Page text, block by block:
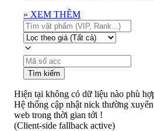
» XEM THÊM
Tìm kiếm
Hiện tại không có dữ liệu nào phù
Hệ thống cập nhật nick thường
web trong thời gian tới !
(Client-side fallback active)